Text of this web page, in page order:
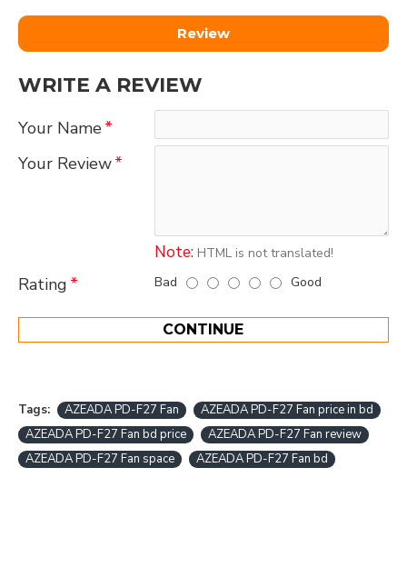
Review
WRITE A REVIEW
Your Name
Your Review
Note: HTML is not translated!
Rating Bad Good
CONTINUE
Tags: AZEADA PD-F27 Fan
AZEADA PD-F27 Fan price in bd
AZEADA PD-F27 Fan bd price
AZEADA PD-F27 Fan review
AZEADA PD-F27 Fan space
AZEADA PD-F27 Fan bd